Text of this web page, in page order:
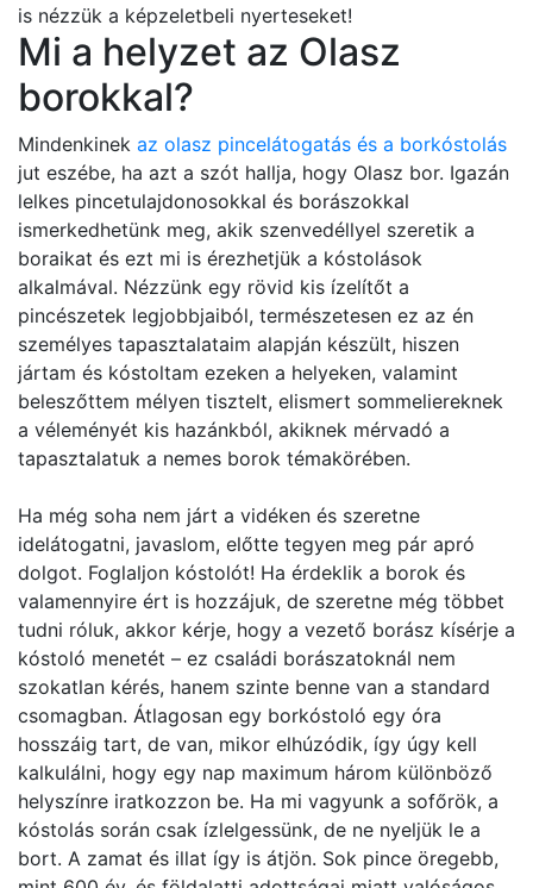
is nézzük a képzeletbeli nyerteseket!
Mi a helyzet az Olasz
borokkal?
Mindenkinek az olasz pincelátogatás és a borkóstolás
jut eszébe, ha azt a szót hallja, hogy Olasz bor. Igazán
lelkes pincetulajdonosokkal és borászokkal
ismerkedhetünk meg, akik szenvedéllyel szeretik a
boraikat és ezt mi is érezhetjük a kóstolások
alkalmával. Nézzünk egy rövid kis ízelítőt a
pincészetek legjobbjaiból, természetesen ez az én
személyes tapasztalataim alapján készült, hiszen
jártam és kóstoltam ezeken a helyeken, valamint
beleszőttem mélyen tisztelt, elismert sommeliereknek
a véleményét kis hazánkból, akiknek mérvadó a
tapasztalatuk a nemes borok témakörében.
Ha még soha nem járt a vidéken és szeretne
idelátogatni, javaslom, előtte tegyen meg pár apró
dolgot. Foglaljon kóstolót! Ha érdeklik a borok és
valamennyire ért is hozzájuk, de szeretne még többet
tudni róluk, akkor kérje, hogy a vezető borász kísérje a
kóstoló menetét – ez családi borászatoknál nem
szokatlan kérés, hanem szinte benne van a standard
csomagban. Átlagosan egy borkóstoló egy óra
hosszáig tart, de van, mikor elhúzódik, így úgy kell
kalkulálni, hogy egy nap maximum három különböző
helyszínre iratkozzon be. Ha mi vagyunk a sofőrök, a
kóstolás során csak ízlelgessünk, de ne nyeljük le a
bort. A zamat és illat így is átjön. Sok pince öregebb,